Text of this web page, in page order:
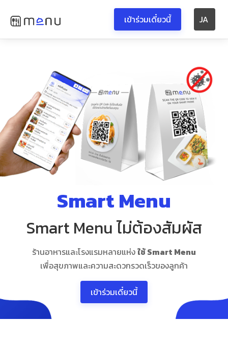
เข้าร่วมเดี๋ยวนี้ JA
Smart Menu
Smart Menu ไม่ต้องสัมผัส
ร้านอาหารและโรงแรมหลายแห่งใช้ Smart Menu
เพื่อสุขภาพและความสะดวกรวดเร็วของลูกค้า
เข้าร่วมเดี๋ยวนี้